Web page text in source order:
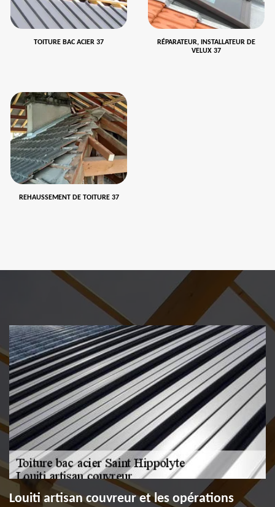
TOITURE BAC ACIER 37
RÉPARATEUR, INSTALLATEUR DE
VELUX 37
REHAUSSEMENT DE TOITURE 37
Louiti artisan couvreur et les opérations